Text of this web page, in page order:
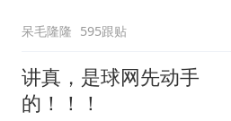
呆毛隆隆 595跟贴
讲真，是球网先动手
的！！！